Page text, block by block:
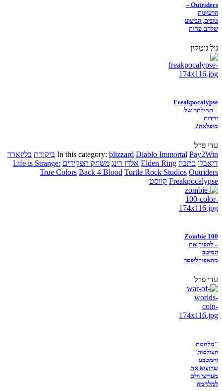
Outriders –
הרעיונות
טובים, הביצוע
שלהם פחות
גיל גוטקין
Freakpocalypse
– תחילתה של
ידידות
מופלאה?
עדי פרל
In this category: blizzard Diablo Immortal Pay2Win ביקורת בליזארד
דיאבלו כתבה Elden Ring אלדן רינג משחק תפקידים Life is Strange:
True Colors Back 4 Blood Turtle Rock Studios Outriders
Freakpocalypse קווסט
Zombie 100
– להפיק את
המיטב
מהאפוקליפסה
עדי פרל
"מלחמת
העולמות"
והמטבע
שהוציא את
מעריצי וולס
למלחמה